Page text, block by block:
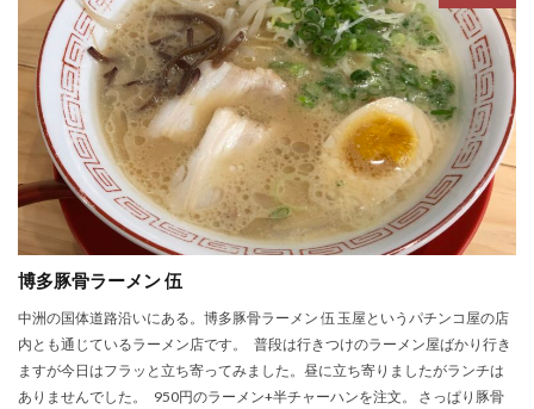
博多豚骨ラーメン 伍
中洲の国体道路沿いにある。博多豚骨ラーメン 伍 玉屋というパチンコ屋の店
内とも通じているラーメン店です。 普段は行きつけのラーメン屋ばかり行き
ますが今日はフラッと立ち寄ってみました。昼に立ち寄りましたがランチは
ありませんでした。 950円のラーメン+半チャーハンを注文。 さっぱり豚骨